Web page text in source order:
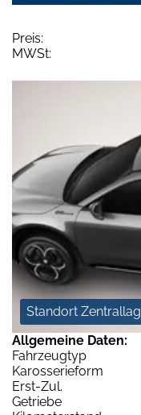
Preis:
MWSt:
Standort
Allgemeine Daten:
Fahrzeugtyp
Karosserieform
Erst-Zul.
Getriebe